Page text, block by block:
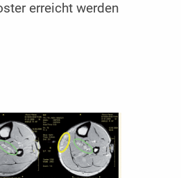
erreicht werden